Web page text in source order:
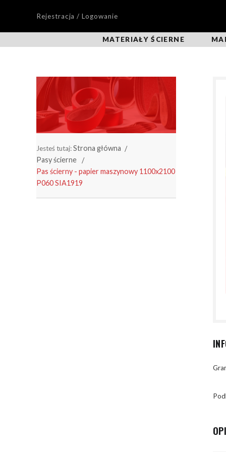
Rejestracja / Logowanie
MATERIAŁY ŚCIERNE
Jesteś tutaj:Strona główna
Pasy ścierne
Pas ścierny - papier maszynowy 1100x2100
P060 SIA1919